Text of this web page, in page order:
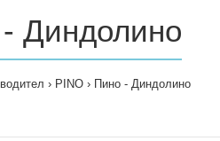
Диндолино
PINO Пино - Диндолино